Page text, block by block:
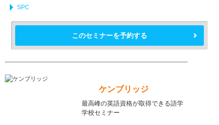
SPC
このセミナーを予約する
ケンブリッジ
最高峰の英語資格が取得できる語学
学校セミナー